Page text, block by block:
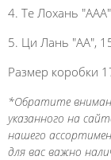
4. Те Лохань
5. Ци Лань "АА",
Размер коробки
*Обратите
указанного на
нашего
для вас важно